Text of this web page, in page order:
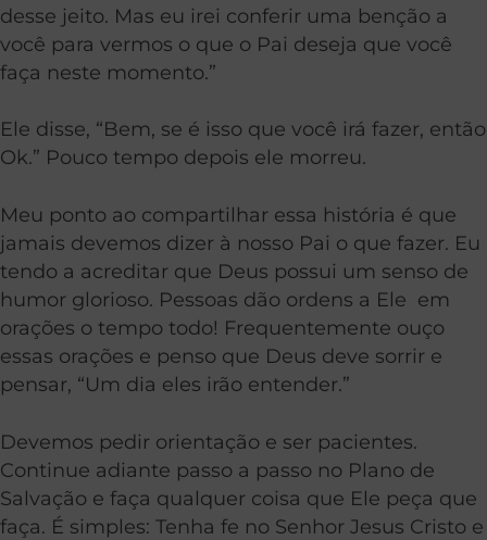
desse jeito. Mas eu irei conferir uma benção a
você para vermos o que o Pai deseja que você
faça neste momento.”
Ele disse, “Bem, se é isso que você irá fazer, então
Ok.” Pouco tempo depois ele morreu.
Meu ponto ao compartilhar essa história é que
jamais devemos dizer à nosso Pai o que fazer. Eu
tendo a acreditar que Deus possui um senso de
humor glorioso. Pessoas dão ordens a Ele em
orações o tempo todo! Frequentemente ouço
essas orações e penso que Deus deve sorrir e
pensar, “Um dia eles irão entender.”
Devemos pedir orientação e ser pacientes.
Continue adiante passo a passo no Plano de
Salvação e faça qualquer coisa que Ele peça que
faça. É simples: Tenha fe no Senhor Jesus Cristo e